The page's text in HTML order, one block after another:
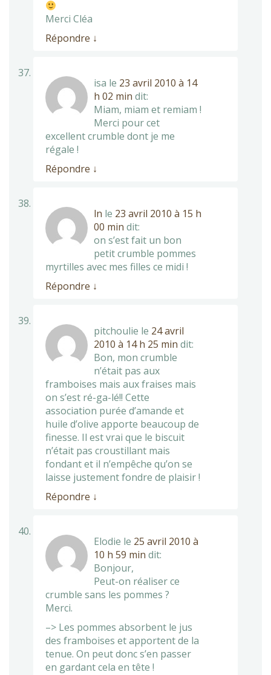
Merci Cléa
Répondre ↓
isa le 23 avril 2010 à 14
h 02 min dit:
Miam, miam et remiam !
Merci pour cet
excellent crumble dont je me
régale !
Répondre ↓
ln le 23 avril 2010 à 15 h
00 min dit:
on s’est fait un bon
petit crumble pommes
myrtilles avec mes filles ce midi !
Répondre ↓
pitchoulie le 24 avril
2010 à 14 h 25 min dit:
Bon, mon crumble
n’était pas aux
framboises mais aux fraises mais
on s’est ré-ga-lé!! Cette
association purée d’amande et
huile d’olive apporte beaucoup de
finesse. Il est vrai que le biscuit
n’était pas croustillant mais
fondant et il n’empêche qu’on se
laisse justement fondre de plaisir !
Répondre ↓
Elodie le 25 avril 2010 à
10 h 59 min dit:
Bonjour,
Peut-on réaliser ce
crumble sans les pommes ?
Merci.
–> Les pommes absorbent le jus
des framboises et apportent de la
tenue. On peut donc s’en passer
en gardant cela en tête !